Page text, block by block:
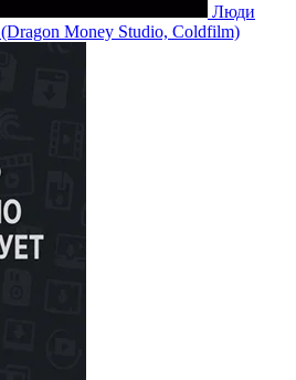
Люди
(Dragon Money Studio, Coldfilm)